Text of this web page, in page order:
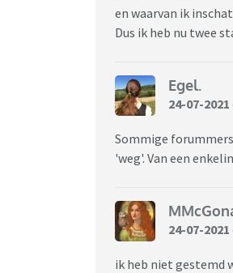
en waarvan ik
Dus ik heb nu twee
Egel.
24-07-2021
Sommige
'weg'. Van een
24-07-2021
ik heb niet gestemd